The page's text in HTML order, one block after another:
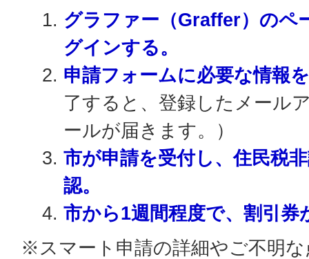
グラファー（Graffer）のペ
グインする。
申請フォームに必要な情報
了すると、登録したメール
ールが届きます。）
市が申請を受付し、住民税
認。
市から1週間程度で、割引券
※スマート申請の詳細やご不明